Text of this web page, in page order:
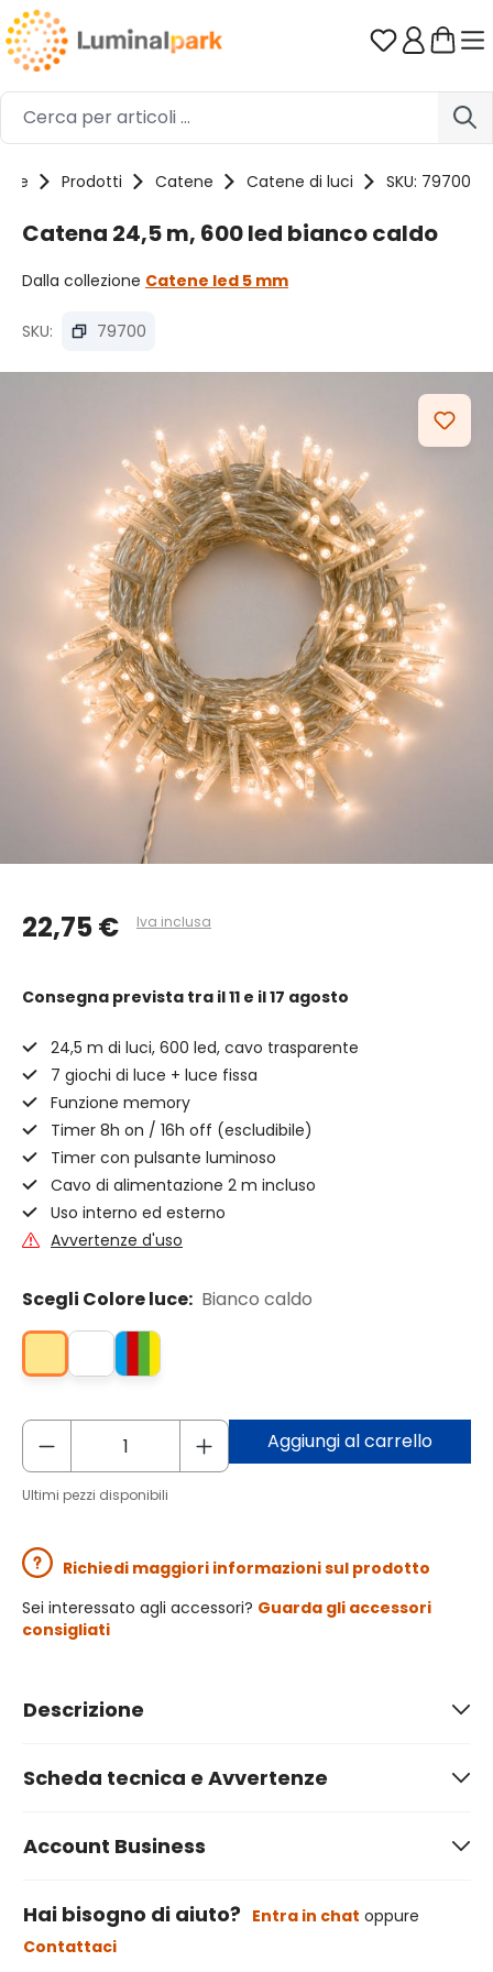
Passa al contenuto principale Hai 0
Prodotti Catene Catene di luci SKU: 79700
Catena 24,5 m, 600 led bianco caldo
Dalla collezione Catene led 5 mm
SKU: 79700
22,75 € Iva inclusa
Consegna prevista tra il 11 e il 17 agosto
24,5 m di luci, 600 led, cavo trasparente
7 giochi di luce + luce fissa
Funzione memory
Timer 8h on / 16h off (escludibile)
Timer con pulsante luminoso
Cavo di alimentazione 2 m incluso
Uso interno ed esterno
Avvertenze d'uso
Scegli Colore luce: Bianco caldo
Aggiungi al carrello
Ultimi pezzi disponibili
Richiedi maggiori informazioni sul prodotto
Sei interessato agli accessori? Guarda gli accessori
consigliati
Descrizione
Scheda tecnica e Avvertenze
Account Business
Hai bisogno di aiuto? Entra in chat oppure
Contattaci